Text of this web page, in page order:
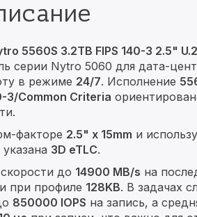
5560S 3.2TB FIPS 140-3 2.5"
серии Nytro 5060 для дата-
в режиме 24/7. Исполнение
3/Common Criteria
факторе 2.5" x 15mm и
3D eTLC.
до 14900 MB/s на
при профиле 128KB. В задачах
850000 IOPS на запись, а